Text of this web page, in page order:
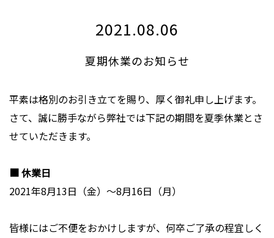
2021.08.06
夏期休業のお知らせ
平素は格別のお引き立てを賜り、厚く御礼申し上げます。
さて、誠に勝手ながら弊社では下記の期間を夏季休業とさ
せていただきます。
■ 休業日
2021年8月13日（金）〜8月16日（月）
皆様にはご不便をおかけしますが、何卒ご了承の程宜しく